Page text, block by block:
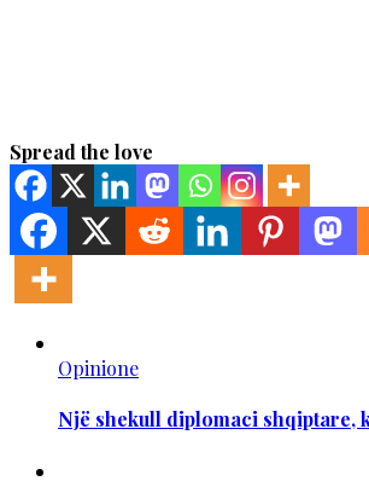
Spread the love
Opinione
Një shekull diplomaci shqiptare,